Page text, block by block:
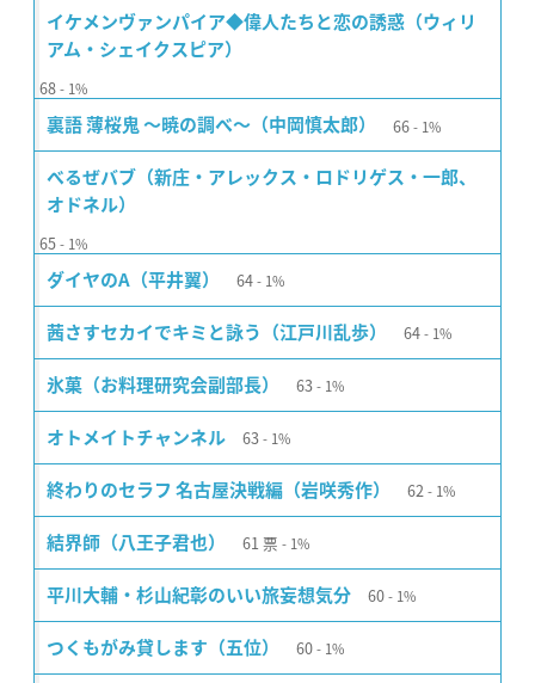
イケメンヴァンパイア◆偉人たちと恋の誘惑（ウィリ
アム・シェイクスピア）
68 1%
裏語 薄桜鬼 〜暁の調べ〜（中岡慎太郎） 66 1%
べるぜバブ（新庄・アレックス・ロドリゲス・一郎、
オドネル）
65 1%
ダイヤのA（平井翼） 64 1%
茜さすセカイでキミと詠う（江戸川乱歩） 64 1%
氷菓（お料理研究会副部長） 63 1%
オトメイトチャンネル 63 1%
終わりのセラフ 名古屋決戦編（岩咲秀作） 62 1%
結界師（八王子君也） 61 票 1%
平川大輔・杉山紀彰のいい旅妄想気分 60 1%
つくもがみ貸します（五位） 60 1%